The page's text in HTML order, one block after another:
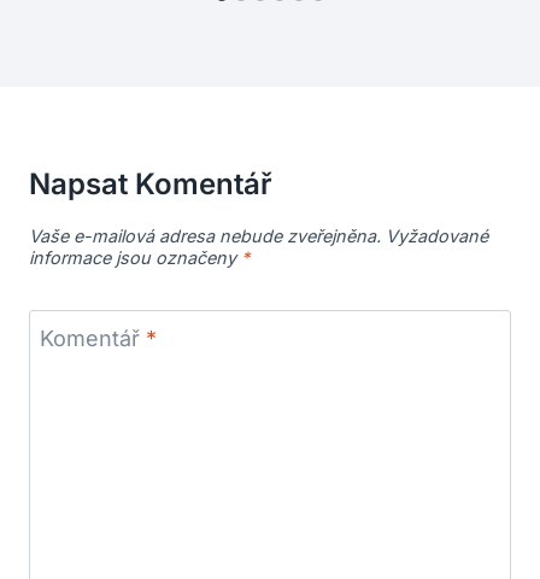
Napsat Komentář
Vaše e-mailová adresa nebude zveřejněna. Vyžadované
informace jsou označeny *
Komentář *